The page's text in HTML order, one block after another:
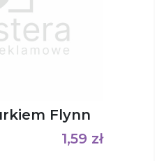
Worek ze sznurkiem Flynn
1,59 zł